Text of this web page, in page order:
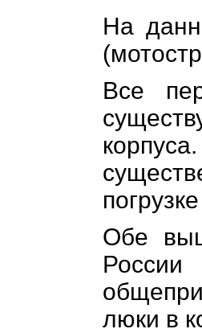
На
Все
Обе
люки в